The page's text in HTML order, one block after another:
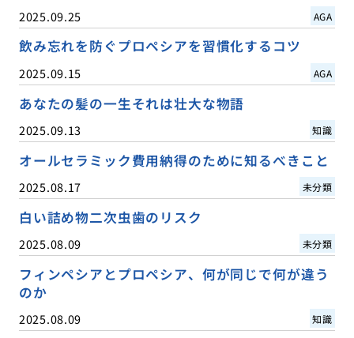
2025.09.25 AGA
飲み忘れを防ぐプロペシアを習慣化するコツ
2025.09.15 AGA
あなたの髪の一生それは壮大な物語
2025.09.13 知識
オールセラミック費用納得のために知るべきこと
2025.08.17 未分類
白い詰め物二次虫歯のリスク
2025.08.09 未分類
フィンペシアとプロペシア、何が同じで何が違う
のか
2025.08.09 知識